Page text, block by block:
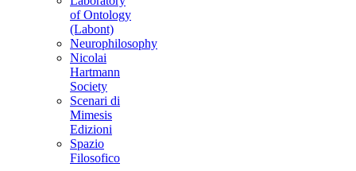
of Ontology
(Labont)
Neurophilosophy
Nicolai
Hartmann
Society
Scenari di
Mimesis
Edizioni
Spazio
Filosofico